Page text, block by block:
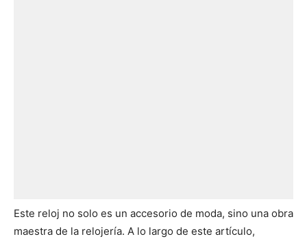
Este reloj no solo es un accesorio de moda, sino una obra
maestra de la relojería. A lo largo de este artículo,